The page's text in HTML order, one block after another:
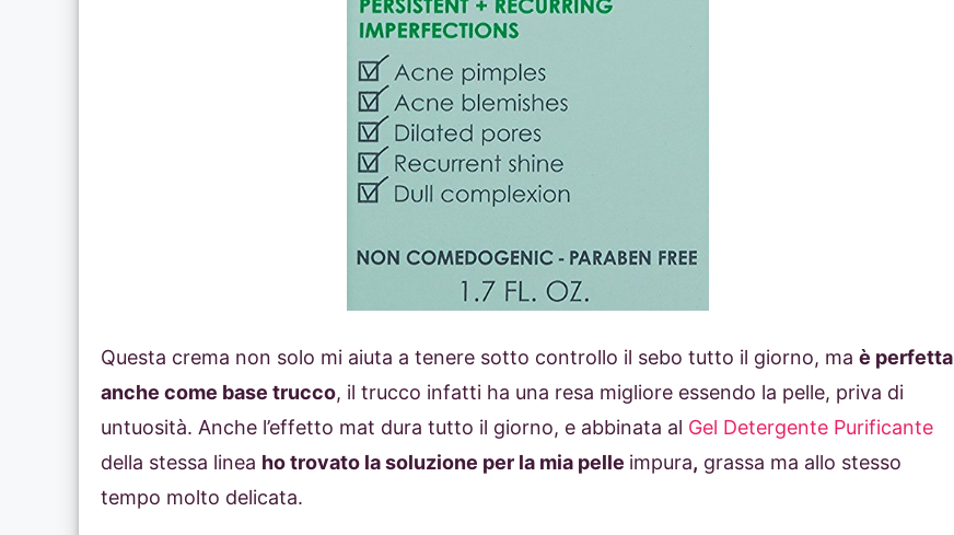
Questa crema non solo mi aiuta a tenere sotto controllo il sebo tutto il giorno, ma è perfetta
anche come base trucco, il trucco infatti ha una resa migliore essendo la pelle, priva di
untuosità. Anche l’effetto mat dura tutto il giorno, e abbinata al Gel Detergente Purificante
della stessa linea ho trovato la soluzione per la mia pelle impura, grassa ma allo stesso
tempo molto delicata.